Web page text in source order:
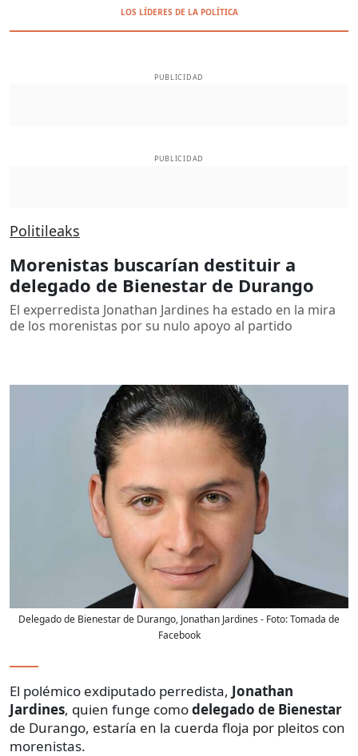
LOS LÍDERES DE LA POLÍTICA
PUBLICIDAD
PUBLICIDAD
Politileaks
Morenistas buscarían destituir a
delegado de Bienestar de Durango
El experredista Jonathan Jardines ha estado en la mira
de los morenistas por su nulo apoyo al partido
Delegado de Bienestar de Durango, Jonathan Jardines - Foto:Tomada de
Facebook
El polémico exdiputado perredista, Jonathan
Jardines, quien funge comodelegado de Bienestar
de Durango, estaría en la cuerda floja por pleitos con
morenistas.